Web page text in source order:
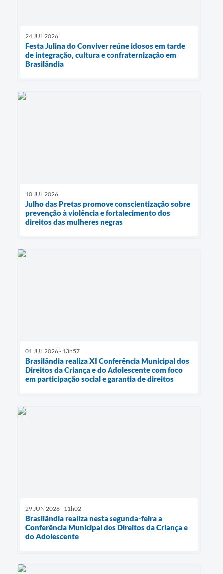
24 JUL 2026
Festa Julina do Conviver reúne idosos em tarde
de integração, cultura e confraternização em
Brasilândia
10 JUL 2026
Julho das Pretas promove conscientização sobre
prevenção à violência e fortalecimento dos
direitos das mulheres negras
01 JUL 2026 - 13h57
Brasilândia realiza XI Conferência Municipal dos
Direitos da Criança e do Adolescente com foco
em participação social e garantia de direitos
29 JUN 2026 - 11h02
Brasilândia realiza nesta segunda-feira a
Conferência Municipal dos Direitos da Criança e
do Adolescente